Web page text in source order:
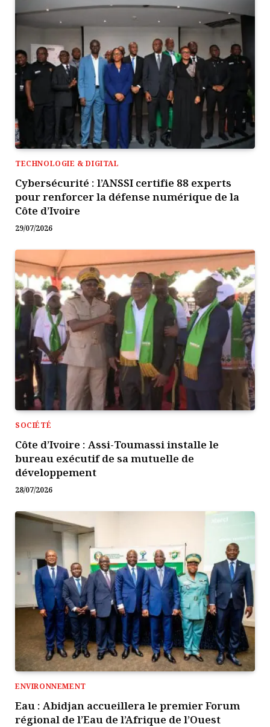
TECHNOLOGIE & DIGITAL
Cybersécurité : l’ANSSI certifie 88 experts
pour renforcer la défense numérique de la
Côte d’Ivoire
29/07/2026
SOCIÉTÉ
Côte d’Ivoire : Assi-Toumassi installe le
bureau exécutif de sa mutuelle de
développement
28/07/2026
ENVIRONNEMENT
Eau : Abidjan accueillera le premier Forum
régional de l’Eau de l’Afrique de l’Ouest